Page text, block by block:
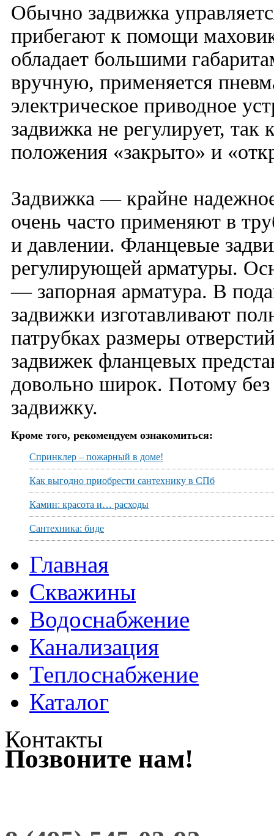
Обычно задвижка
прибегают к помощи
обладает большими
вручную, применяется
электрическое приводное
задвижка не регулирует, так
положения «закрыто» и
Задвижка — крайне
очень часто применяют в
и давлении. Фланцевые
регулирующей арматуры.
— запорная арматура. В
задвижки изготавливают
патрубках размеры
задвижек фланцевых
довольно широк. Потому
задвижку.
Кроме того, рекомендуем ознакомиться:
Спринклер – пожарный в доме!
Как выгодно приобрести сантехнику в СПб
Камин: красота и… расходы
Сантехника: биде
Главная
Скважины
Водоснабжение
Канализация
Теплоснабжение
Каталог
Контакты
Позвоните нам!